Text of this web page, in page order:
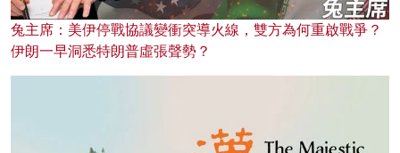
兔主席：美伊停戰協議變衝突導火線，雙方為何重啟戰爭？
伊朗一早洞悉特朗普虛張聲勢？